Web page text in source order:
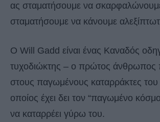
ας σταματήσουμε να
σταματήσουμε να κάνουμε
Ο Will Gadd είναι ένας Καναδός
τυχοδιώκτης – ο πρώτος άνθρωπος
στους παγωμένους καταρράκτες
οποίος έχει δει τον “παγωμένο
να καταρρέει γύρω του.